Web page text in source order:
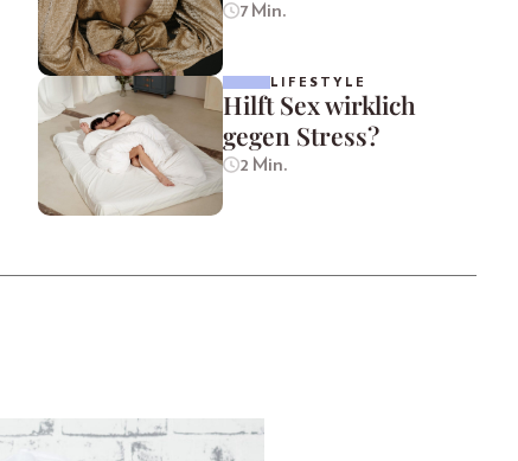
7 Min.
LIFESTYLE
Hilft Sex wirklich
gegen Stress?
2 Min.